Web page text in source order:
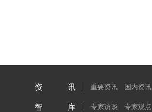
资讯 重要资讯 国内资讯
智库 专家访谈 专家观点